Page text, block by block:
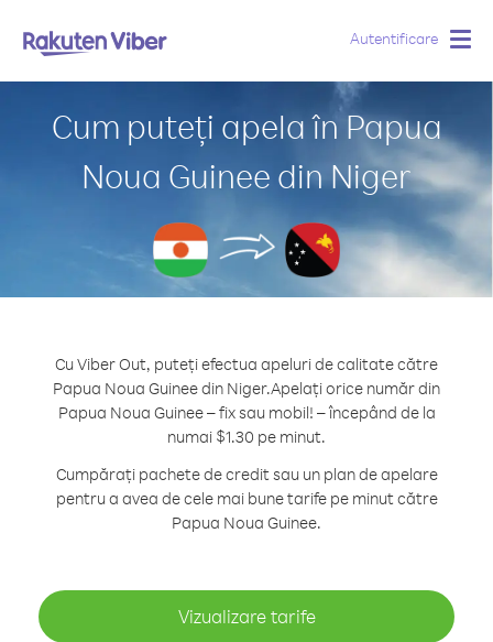
Autentificare
Cum puteți apela în Papua
Noua Guinee din Niger
Cu Viber Out, puteți efectua apeluri de calitate către
Papua Noua Guinee din Niger.Apelați orice număr din
Papua Noua Guinee – fix sau mobil! – începând de la
numai $1.30 pe minut.
Cumpărați pachete de credit sau un plan de apelare
pentru a avea de cele mai bune tarife pe minut către
Papua Noua Guinee.
Vizualizare tarife